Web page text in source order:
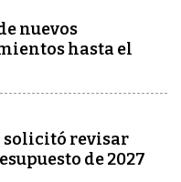
nuevos
hasta el
solicitó revisar
de 2027